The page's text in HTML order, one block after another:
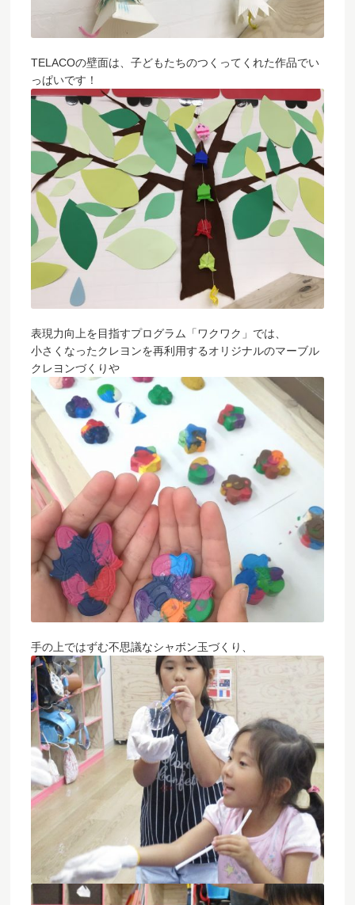
TELACOの壁面は、子どもたちのつくってくれた作品でい
っぱいです！
表現力向上を目指すプログラム「ワクワク」では、
小さくなったクレヨンを再利用するオリジナルのマーブル
クレヨンづくりや
手の上ではずむ不思議なシャボン玉づくり、